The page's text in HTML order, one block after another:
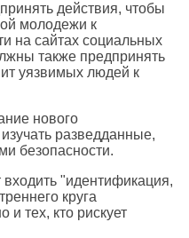
действия, чтобы
молодежи к
на сайтах социальных
также предпринять
уязвимых людей к
нового
разведданные,
безопасности.
входить "идентификация,
круга
и тех, кто рискует